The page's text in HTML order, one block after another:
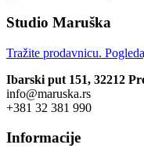
Studio Maruška
Tražite prodavnicu.
Ibarski put 151, 32212
info@maruska.rs
+381 32 381 990
Informacije